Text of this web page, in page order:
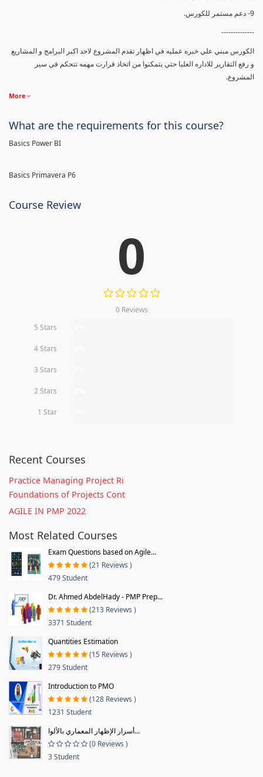
9- دعم مستمر للكورس.
--------------
الكورس مبني علي خبره عمليه في اظهار تقدم المشروع لاحد اكبر البرامج و المشاريع
و رفع التقارير للاداره العليا حتي يتمكنوا من اتخاذ قرارت مهمه تتحكم في سير
المشروع.
More
What are the requirements for this course?
Basics Power BI
Basics Primavera P6
Course Review
0
0 Reviews
5 Stars
4 Stars
3 Stars
2 Stars
1 Star
Recent Courses
Practice Managing Project Ri
Foundations of Projects Cont
AGILE IN PMP 2022
Most Related Courses
Exam Questions based on Agile...
(21 Reviews )
479 Student
Dr. Ahmed AbdelHady - PMP Prep...
(213 Reviews )
3371 Student
Quantities Estimation
(15 Reviews )
279 Student
Introduction to PMO
(128 Reviews )
1231 Student
أسرار الإظهار المعماري بالألوا...
(0 Reviews )
3 Student